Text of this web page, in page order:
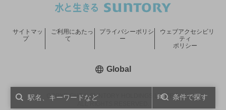
条件で探す
COPYRIGHT © SUNTORY HOLDINGS LIMITED.
サイトマッ
プ
ご利用にあたっ
て
プライバシーポリシ
ー
ウェブアクセシビリ
ティ
ポリシー
Global新しいウィンドウで開く